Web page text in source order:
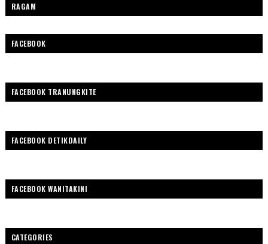
RAGAM
FACEBOOK
FACEBOOK TRANUNGKITE
FACEBOOK DETIKDAILY
FACEBOOK WANITAKINI
CATEGORIES